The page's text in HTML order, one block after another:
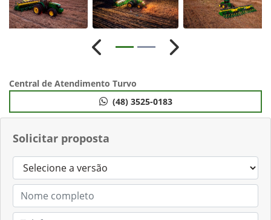
Solicitar proposta
Anterior Próximo
Central de Atendimento Turvo
(48) 3525-0183